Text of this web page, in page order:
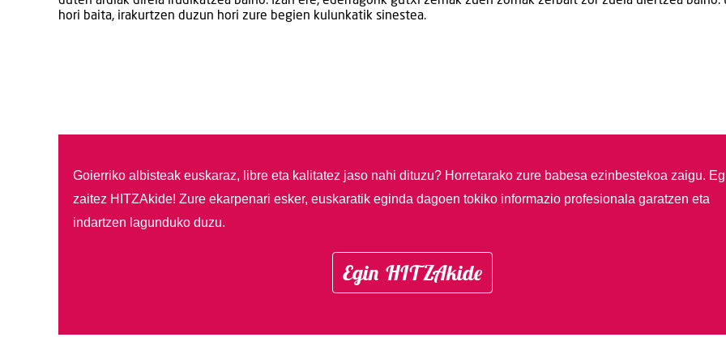
hori baita, irakurtzen duzun hori zure begien kulunkatik sinestea.
Goierriko albisteak euskaraz, libre eta kalitatez jaso nahi dituzu? Horretarako zure babesa ezinbestekoa zaigu.
zaitez HITZAkide! Zure ekarpenari esker, euskaratik eginda dagoen tokiko informazio profesionala garatzen eta
indartzen lagunduko duzu.
Egin HITZAkide